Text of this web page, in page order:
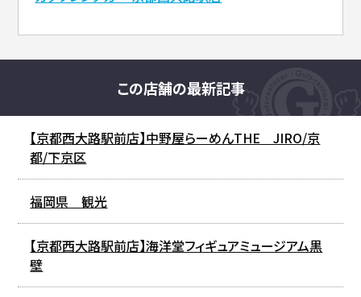
この店舗の最新記事
【京都西大路駅前店】中野屋らーめんTHE JIRO/京
都/下京区
福岡県 観光
【京都西大路駅前店】海洋堂フィギュアミュージアム黒
壁